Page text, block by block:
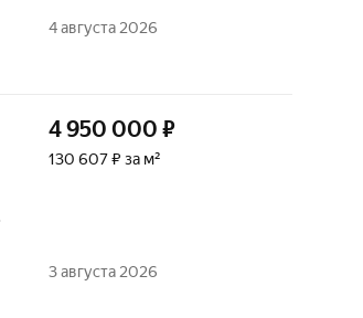
4 августа 2026
4 950 000 ₽
130 607 ₽ за м²
3 августа 2026